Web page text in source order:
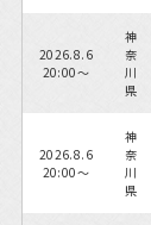
2026.8.6
20:00～
神
奈
川
県
2026.8.6
20:00～
神
奈
川
県